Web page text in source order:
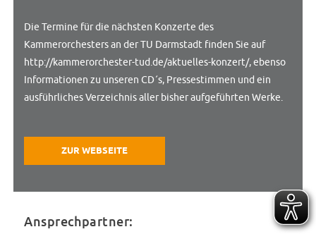
Die Termine für die nächsten Konzerte des
Kammerorchesters an der TU Darmstadt finden Sie auf
http://kammerorchester-tud.de/aktuelles-konzert/, ebenso
Informationen zu unseren CD´s, Pressestimmen und ein
ausführliches Verzeichnis aller bisher aufgeführten Werke.
ZUR WEBSEITE
Ansprechpartner: